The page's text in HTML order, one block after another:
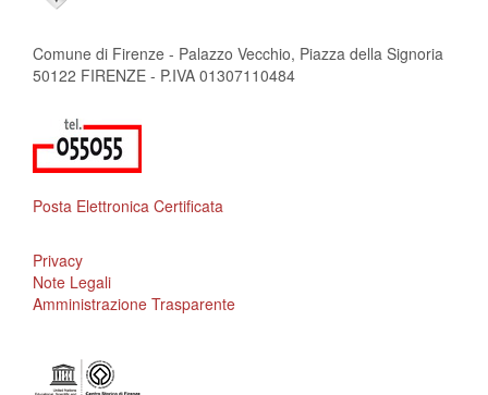
Comune di Firenze - Palazzo Vecchio, Piazza della Signoria
50122 FIRENZE - P.IVA 01307110484
Posta Elettronica Certificata
Privacy
Note Legali
Amministrazione Trasparente